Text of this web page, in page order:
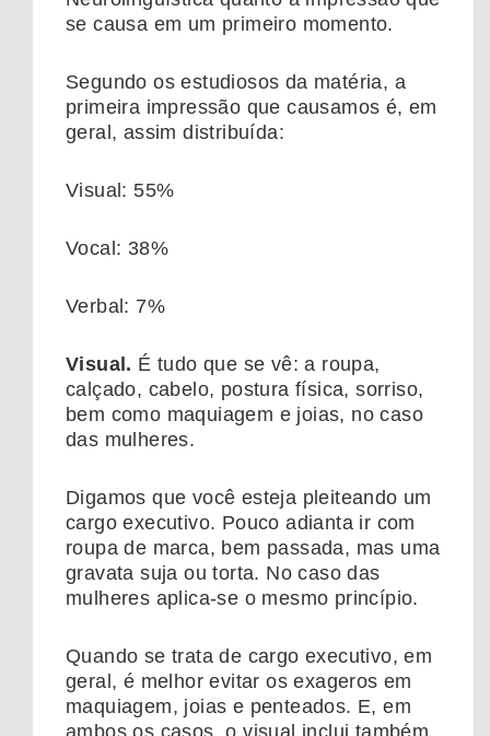
se causa em um primeiro momento.
Segundo os estudiosos da matéria, a
primeira impressão que causamos é, em
geral, assim distribuída:
Visual: 55%
Vocal: 38%
Verbal: 7%
Visual. É tudo que se vê: a roupa,
calçado, cabelo, postura física, sorriso,
bem como maquiagem e joias, no caso
das mulheres.
Digamos que você esteja pleiteando um
cargo executivo. Pouco adianta ir com
roupa de marca, bem passada, mas uma
gravata suja ou torta. No caso das
mulheres aplica-se o mesmo princípio.
Quando se trata de cargo executivo, em
geral, é melhor evitar os exageros em
maquiagem, joias e penteados. E, em
ambos os casos, o visual inclui também